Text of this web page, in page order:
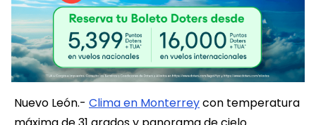
Nuevo León.- Clima en Monterreycon temperatura